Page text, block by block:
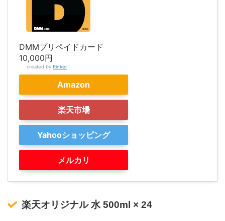
DMMプリペイドカード
10,000円
created by Rinker
Amazon
楽天市場
Yahooショッピング
メルカリ
楽天オリジナル 水 500ml × 24